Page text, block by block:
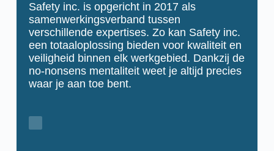
Safety inc. is opgericht in 2017 als
samenwerkingsverband tussen
verschillende expertises. Zo kan Safety inc.
een totaaloplossing bieden voor kwaliteit en
veiligheid binnen elk werkgebied. Dankzij de
no-nonsens mentaliteit weet je altijd precies
waar je aan toe bent.